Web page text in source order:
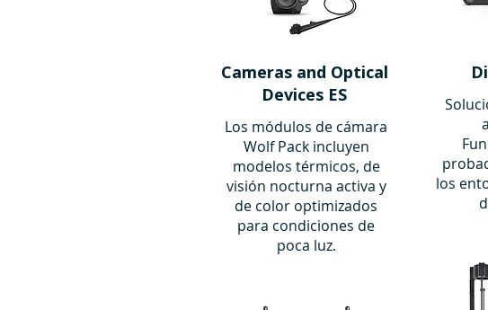
Cameras and Optical
Devices ES
Los módulos de cámara
Wolf Pack incluyen
modelos térmicos, de
visión nocturna activa y
de color optimizados
para condiciones de
poca luz.
los